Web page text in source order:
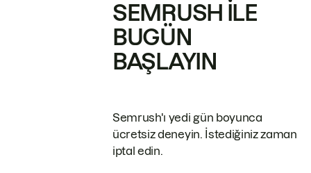
SEMRUSH ILE
BUGÜN
BAŞLAYIN
Semrush'ı yedi gün boyunca
ücretsiz deneyin. İstediğiniz zaman
iptal edin.